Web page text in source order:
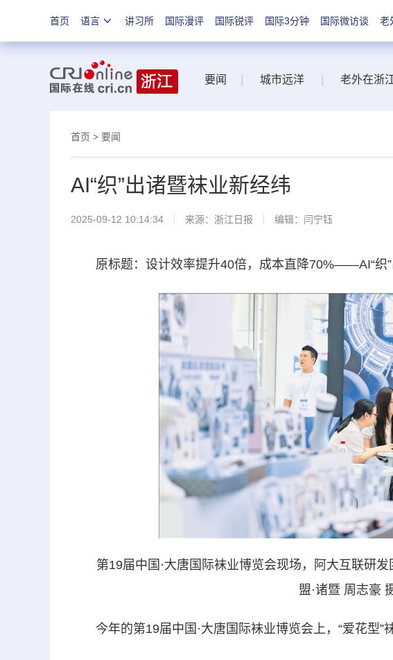
首页 语言 讲习所 国际漫评 国际锐评 国际3分钟 国际微访谈 老
要闻 城市远洋 老外在浙
首页 > 要闻
AI“织”出诸暨袜业新经纬
2025-09-12 10:14:34 来源： 浙江日报 编辑：闫宁钰
原标题：设计效率提升40倍，成本直降70%——AI“织”
第19届中国·大唐国际袜业博览会现场，阿大互联研发
盟·诸暨 周志豪
今年的第19届中国·大唐国际袜业博览会上，“爱花型”